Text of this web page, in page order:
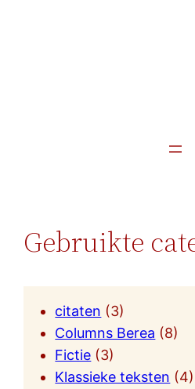
Gebruikte
citaten (3)
Columns Berea (8)
Fictie (3)
Klassieke teksten (4)